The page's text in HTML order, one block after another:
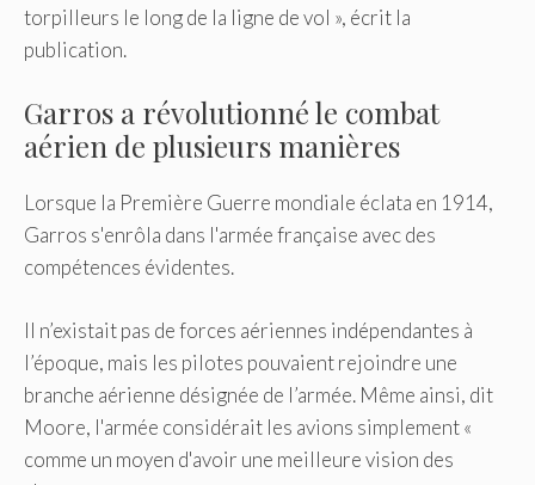
torpilleurs le long de la ligne de vol », écrit la
publication.
Garros a révolutionné le combat
aérien de plusieurs manières
Lorsque la Première Guerre mondiale éclata en 1914,
Garros s'enrôla dans l'armée française avec des
compétences évidentes.
Il n’existait pas de forces aériennes indépendantes à
l’époque, mais les pilotes pouvaient rejoindre une
branche aérienne désignée de l’armée. Même ainsi, dit
Moore, l'armée considérait les avions simplement «
comme un moyen d'avoir une meilleure vision des